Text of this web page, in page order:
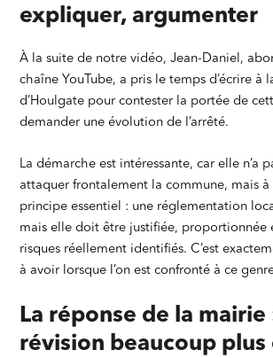
expliquer, argumenter
À la suite de notre vidéo, Jean-Daniel,
chaîne YouTube, a pris le temps d’écrire à
d’Houlgate pour contester la portée de
demander une évolution de l’arrêté.
La démarche est intéressante, car elle n’a
attaquer frontalement la commune, mais à
principe essentiel : une réglementation
mais elle doit être justifiée, proportionnée
risques réellement identifiés. C’est
à avoir lorsque l’on est confronté à ce
La réponse de la mairie
révision beaucoup plus